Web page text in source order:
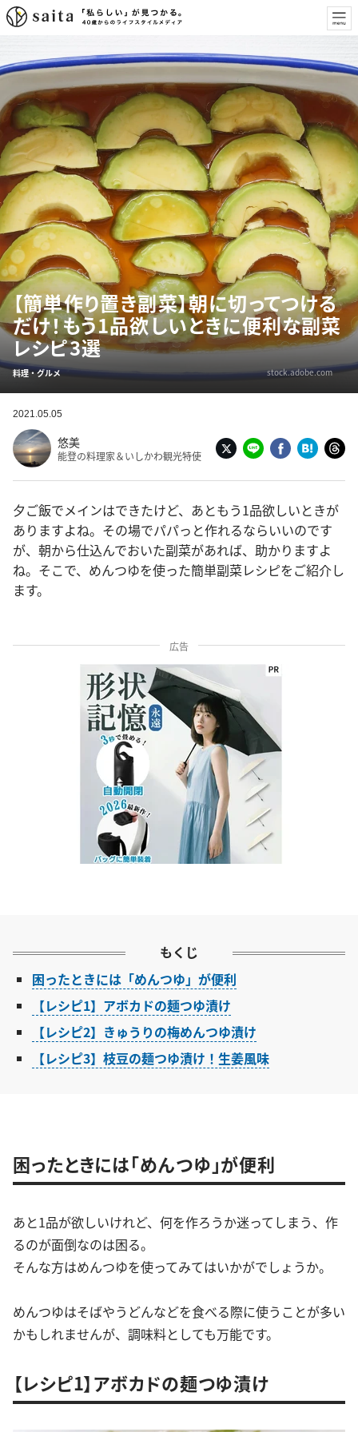
【簡単作り置き副菜】朝に切ってつける
だけ！もう1品欲しいときに便利な副菜
レシピ3選
料理・グルメ stock.adobe.com
2021.05.05
悠美
能登の料理家＆いしかわ観光特使
夕ご飯でメインはできたけど、あともう1品欲しいときが
ありますよね。その場でパパっと作れるならいいのです
が、朝から仕込んでおいた副菜があれば、助かりますよ
ね。そこで、めんつゆを使った簡単副菜レシピをご紹介し
ます。
広告
もくじ
困ったときには「めんつゆ」が便利
【レシピ1】アボカドの麺つゆ漬け
【レシピ2】きゅうりの梅めんつゆ漬け
【レシピ3】枝豆の麺つゆ漬け！生姜風味
困ったときには「めんつゆ」が便利
あと1品が欲しいけれど、何を作ろうか迷ってしまう、作
るのが面倒なのは困る。
そんな方はめんつゆを使ってみてはいかがでしょうか。
めんつゆはそばやうどんなどを食べる際に使うことが多い
かもしれませんが、調味料としても万能です。
【レシピ1】アボカドの麺つゆ漬け